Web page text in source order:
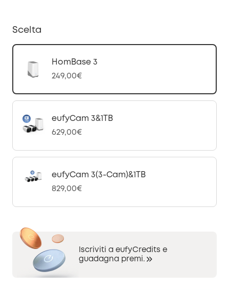
Scelta
HomBase 3
249,00€
eufyCam 3&1TB
629,00€
eufyCam 3(3-Cam)&1TB
829,00€
Iscriviti a eufyCredits e
guadagna premi.